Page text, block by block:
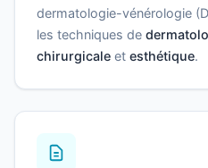
dermatologie-vénérologie
les techniques de
chirurgicale et esthétique.